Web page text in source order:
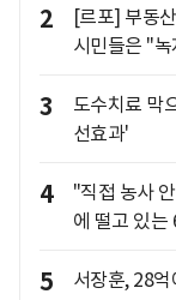
2
[르포] 부동
시민들은 "
3
도수치료 막
선효과'
4
"직접 농사
에 떨고 있는
5 서장훈, 28